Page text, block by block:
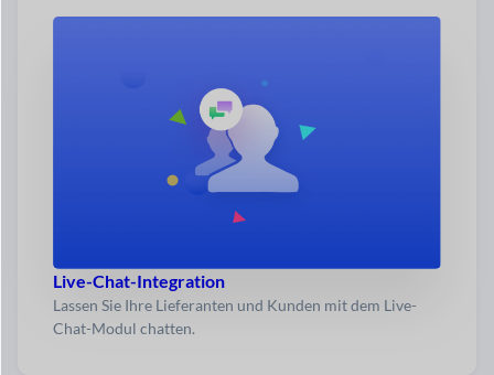
Live-Chat-Integration
Lassen Sie Ihre Lieferanten und Kunden mit dem Live-
Chat-Modul chatten.